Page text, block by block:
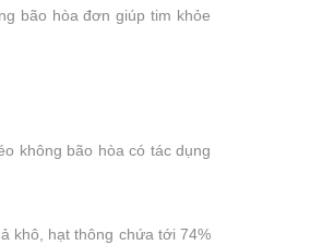
bão hòa đơn giúp tim khỏe
không bão hòa có tác dụng
khô, hạt thông chứa tới 74%